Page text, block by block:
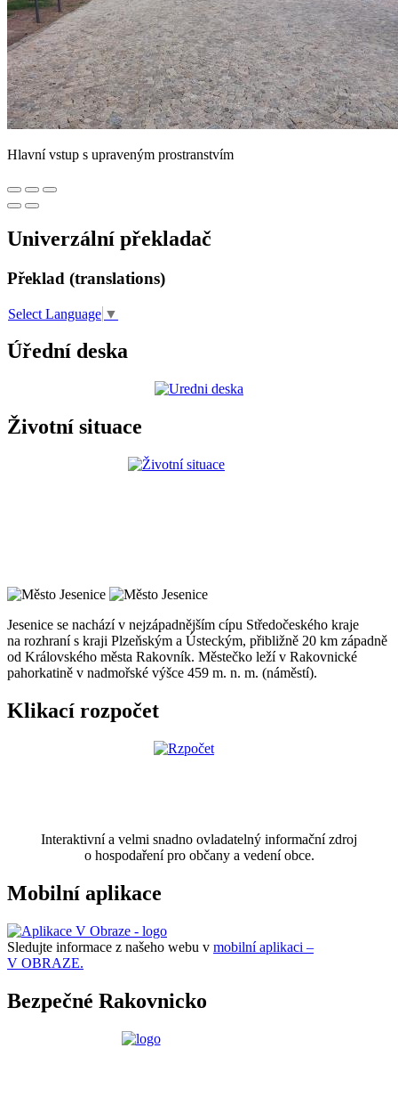
Hlavní vstup s upraveným prostranstvím
Univerzální překladač
Překlad (translations)
Select Language ▼
Úřední deska
Životní situace
Jesenice se nachází v nejzápadnějším cípu Středočeského kraje
na rozhraní s kraji Plzeňským a Ústeckým, přibližně 20 km západně
od Královského města Rakovník. Městečko leží v Rakovnické
pahorkatině v nadmořské výšce 459 m. n. m. (náměstí).
Klikací rozpočet
Interaktivní a velmi snadno ovladatelný informační zdroj
o hospodaření pro občany a vedení obce.
Mobilní aplikace
Sledujte informace z našeho webu v mobilní aplikaci –
V OBRAZE.
Bezpečné Rakovnicko